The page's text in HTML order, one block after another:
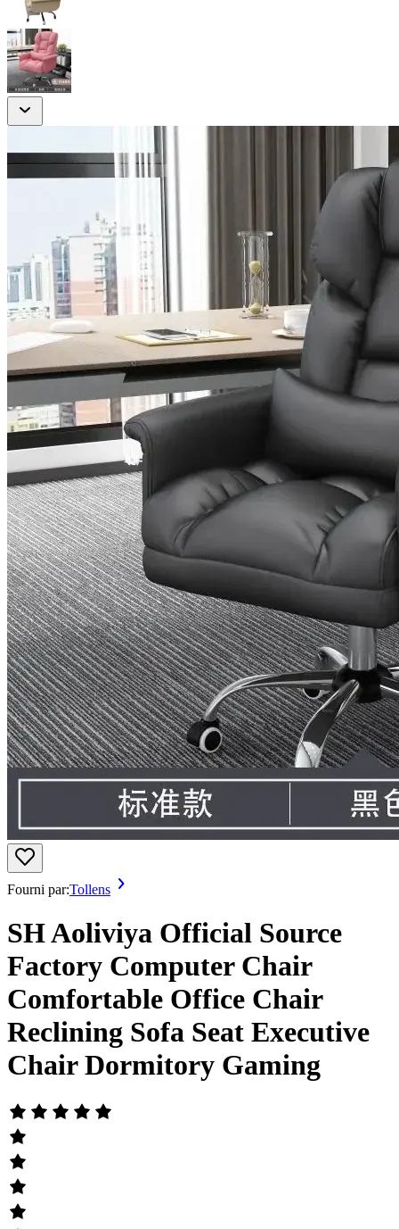
Fourni par:Tollens
SH Aoliviya Official Source
Factory Computer Chair
Comfortable Office Chair
Reclining Sofa Seat Executive
Chair Dormitory Gaming